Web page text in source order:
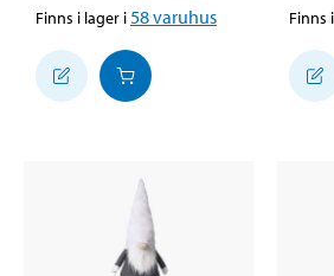
Finns i lager i 58varuhus
Finns